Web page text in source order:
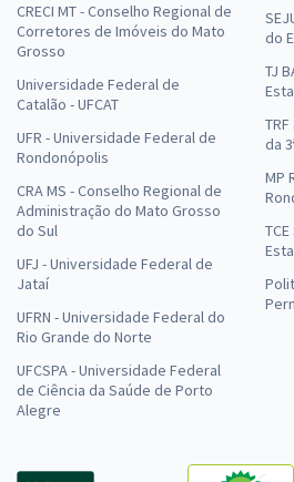
CRECI MT - Conselho Regional de
Corretores de Imóveis do Mato
Grosso
Universidade Federal de
Catalão - UFCAT
UFR - Universidade Federal de
Rondonópolis
CRA MS - Conselho Regional de
Administração do Mato Grosso
do Sul
UFJ - Universidade Federal de
Jataí
UFRN - Universidade Federal do
Rio Grande do Norte
UFCSPA - Universidade Federal
de Ciência da Saúde de Porto
Alegre
do
TJ
da
MP